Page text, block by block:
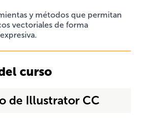
y métodos que permitan
vectoriales de forma
curso
de Illustrator CC